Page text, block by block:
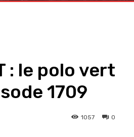
: le polo vert
1709
0
1057